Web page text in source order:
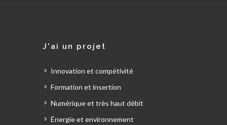
J'ai un projet
Innovation et compétivité
Formation et insertion
Numérique et très haut débit
Énergie et environnement